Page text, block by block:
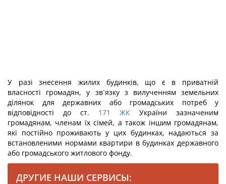
У разі знесення жилих будинків, що є в приватній
власності громадян, у зв´язку з вилученням земельних
ділянок для державних або громадських потреб у
відповідності до ст. 171 ЖК України зазначеним
громадянам, членам їх сімей, а також іншим громадянам,
які постійно проживають у цих будинках, надаються за
встановленими нормами квартири в будинках державного
або громадського житлового фонду.
ДРУГИЕ НАШИ СЕРВИСЫ: